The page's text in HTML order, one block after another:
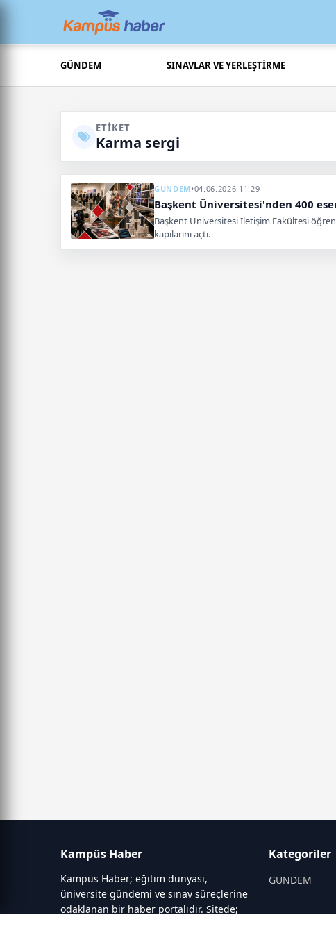
GÜNDEM SINAVLAR VE YERLEŞTİRME
ETIKET
Karma sergi
GÜNDEM•04.06.2026 11:29
Başkent Üniversitesi'nden 400
Başkent Üniversitesi İletişim Fakültesi
kapılarını açtı.
Kampüs Haber
Kampüs Haber; eğitim dünyası,
üniversite gündemi ve sınav süreçlerine
odaklanan bir haber portalıdır. Sitede;
Kategoriler
GÜNDEM